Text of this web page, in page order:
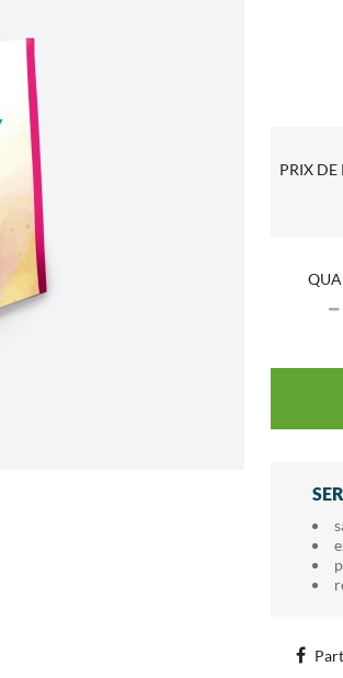
PRIX DE